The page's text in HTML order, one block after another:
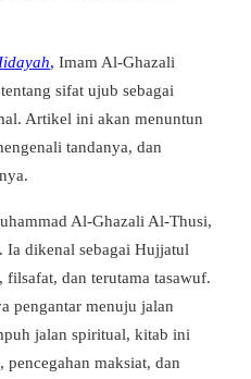
, Imam Al-Ghazali
sifat ujub sebagai
Artikel ini akan menuntun
tandanya, dan
Al-Ghazali Al-Thusi,
Ia dikenal sebagai Hujjatul
dan terutama tasawuf.
pengantar menuju jalan
jalan spiritual, kitab ini
maksiat, dan